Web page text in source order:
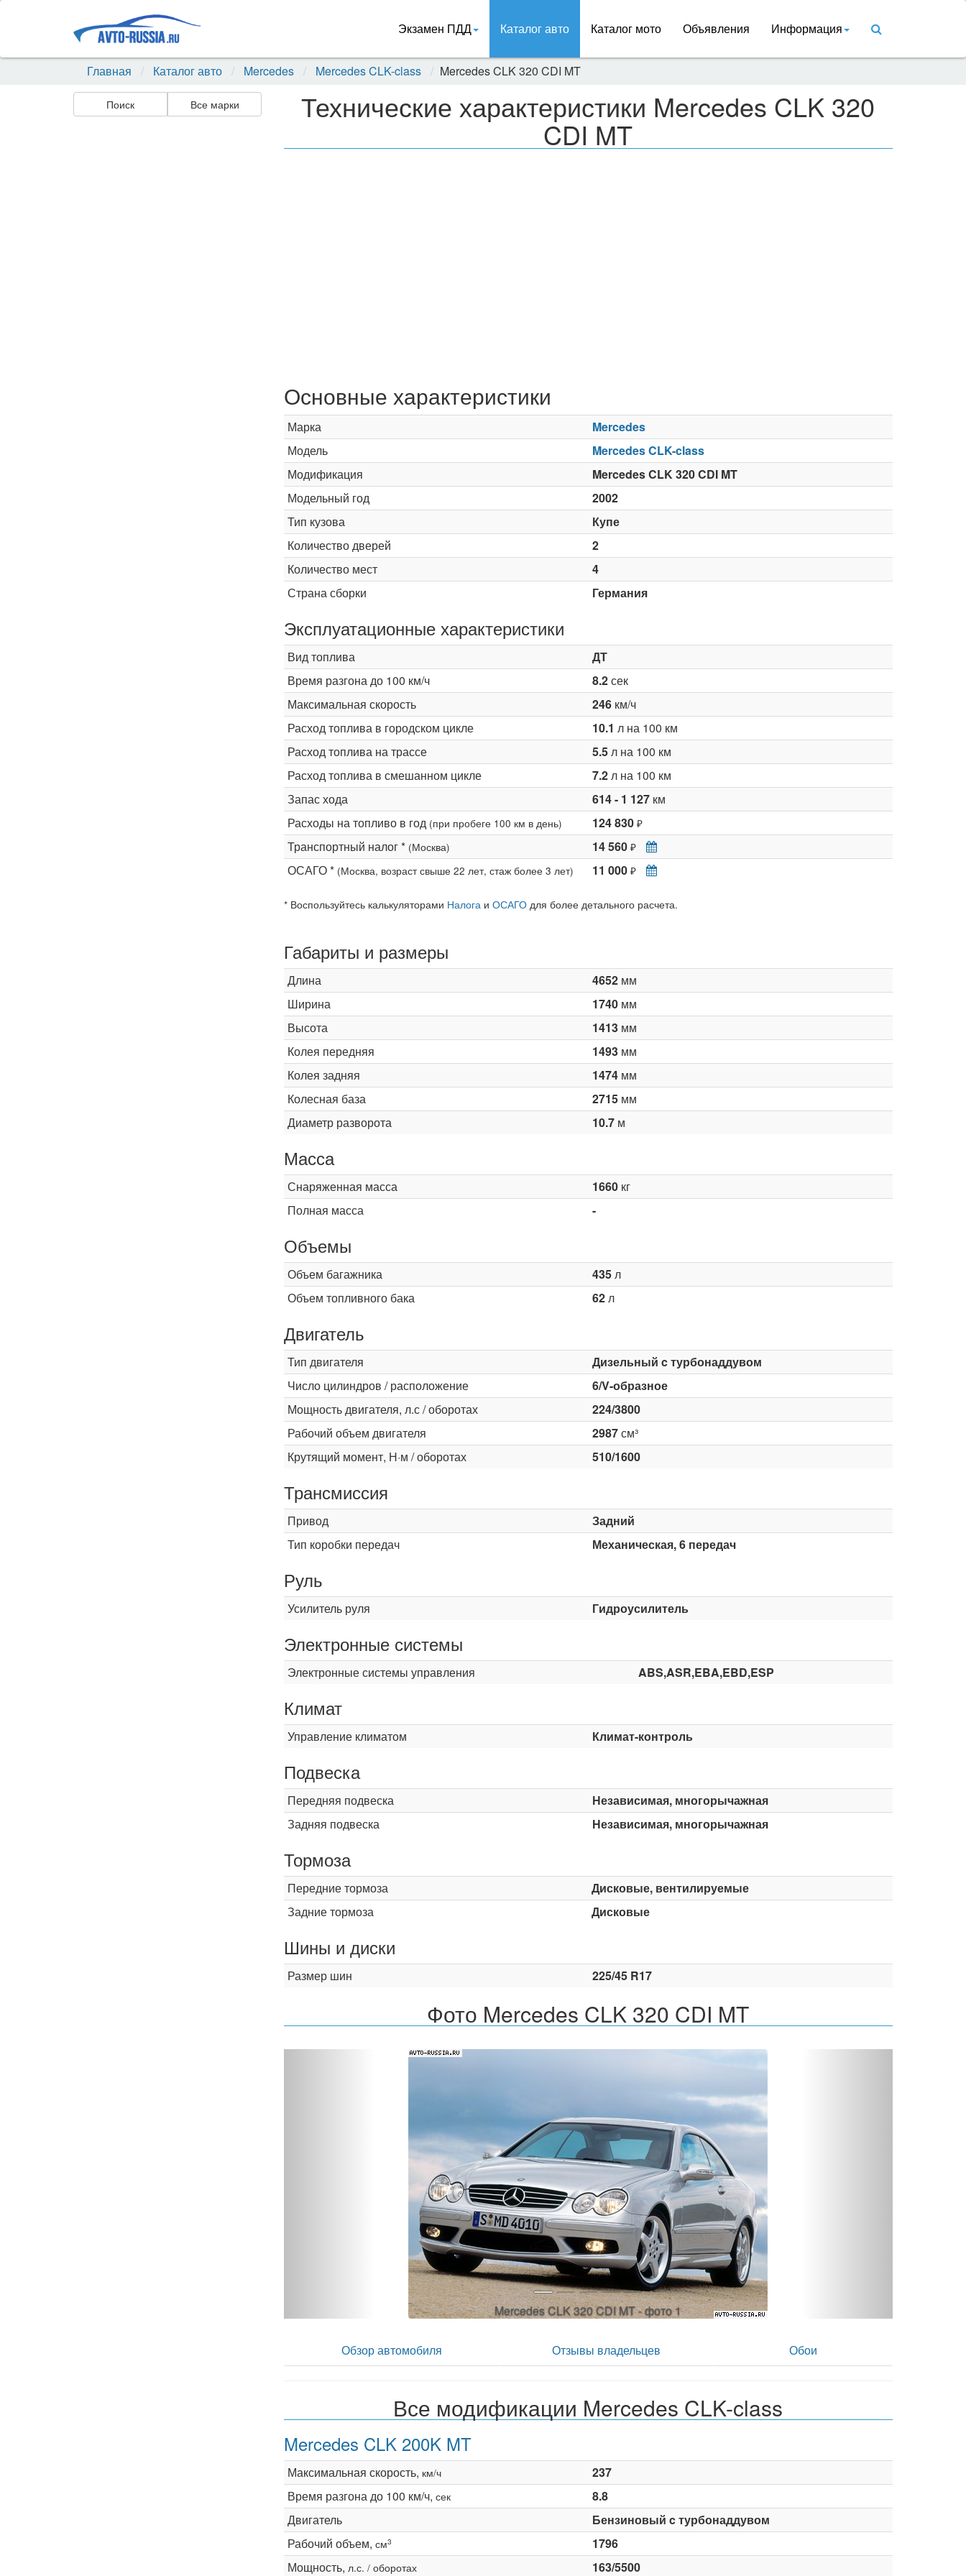
Экзамен ПДД Каталог авто Каталог мото Объявления Информация
Главная Каталог авто Mercedes Mercedes CLK-class Mercedes CLK 320 CDI MT
Поиск Все марки Технические характеристики Mercedes CLK 320
CDI MT
Основные характеристики
Марка
Mercedes
Модель
Mercedes CLK-class
Модификация
Mercedes CLK 320 CDI MT
Модельный год
2002
Тип кузова
Купе
Количество дверей
2
Количество мест
4
Страна сборки
Германия
Эксплуатационные характеристики
Вид топлива
ДТ
Время разгона до 100 км/ч
8.2сек
Максимальная скорость
246км/ч
Расход топлива в городском цикле
10.1 л на 100 км
Расход топлива на трассе
5.5л на 100 км
Расход топлива в смешанном цикле
7.2л на 100 км
Запас хода
614 - 1 127км
Расходы на топливо в год (при пробеге 100 км в день) 124 830 ₽
Транспортный налог * (Москва) 14 560 ₽
ОСАГО * (Москва, возраст свыше 22 лет, стаж более 3 лет) 11 000 ₽
* Воспользуйтесь калькуляторами Налогаи ОСАГОдля более детального расчета.
Габариты и размеры
Длина 4652мм
Ширина
1740мм
Высота
1413мм
Колея передняя
1493мм
Колея задняя
1474мм
Колесная база
2715мм
Диаметр разворота
10.7м
Масса
Снаряженная масса 1660кг
Полная масса
-
Объемы
Объем багажника 435л
Объем топливного бака
62л
Двигатель
Тип двигателя
Дизельный c турбонаддувом
Число цилиндров / расположение
6/V-образное
Мощность двигателя, л.с / оборотах
224/3800
Рабочий объем двигателя
2987см³
Крутящий момент, Н·м / оборотах
510/1600
Трансмиссия
Привод
Задний
Тип коробки передач
Механическая, 6 передач
Руль
Усилитель руля Гидроусилитель
Электронные системы
Электронные системы управления ABS,ASR,EBA,EBD,ESP
Климат
Управление климатом Климат-контроль
Подвеска
Передняя подвеска
Независимая, многорычажная
Задняя подвеска
Независимая, многорычажная
Тормоза
Передние тормоза
Дисковые, вентилируемые
Задние тормоза
Дисковые
Шины и диски
Размер шин 225/45 R17
Фото Mercedes CLK 320 CDI MT
Mercedes CLK 320 CDI MT - фото 2
Обзор автомобиля Отзывы владельцев Обои
Все модификации Mercedes CLK-class
Mercedes CLK 200K MT
Максимальная скорость, км/ч
237
Время разгона до 100 км/ч, сек
8.8
Двигатель
Бензиновый c турбонаддувом
Рабочий объем, см3
1796
Мощность, л.с. / оборотах 163/5500